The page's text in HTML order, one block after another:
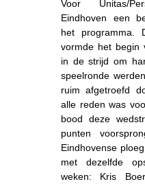
Voor Unitas/
Eindhoven een
het programma.
vormde het begin
in de strijd om
speelronde
ruim afgetroefd
alle reden was
bood deze
punten
Eindhovense
met dezelfde
weken: Kris